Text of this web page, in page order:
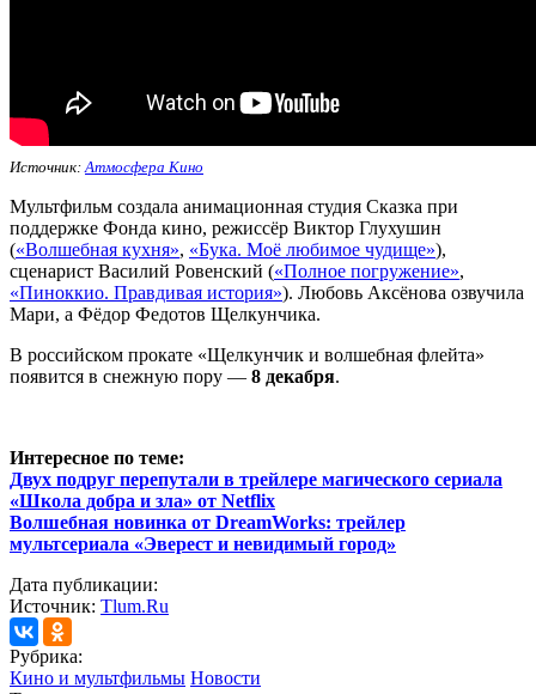
Источник:Атмосфера Кино
Мультфильм создала анимационная студия Сказка при
поддержке Фонда кино, режиссёр Виктор Глухушин
(«Волшебная кухня», «Бука. Моё любимое чудище»),
сценарист Василий Ровенский («Полное погружение»,
«Пиноккио. Правдивая история»). Любовь Аксёнова озвучила
Мари, а Фёдор Федотов Щелкунчика.
В российском прокате «Щелкунчик и волшебная флейта»
появится в снежную пору — 8 декабря.
Интересное по теме:
Двух подруг перепутали в трейлере магического сериала
«Школа добра и зла» от Netflix
Волшебная новинка от DreamWorks: трейлер
мультсериала «Эверест и невидимый город»
Дата публикации:
Источник: Tlum.Ru
Рубрика:
Кино и мультфильмы Новости